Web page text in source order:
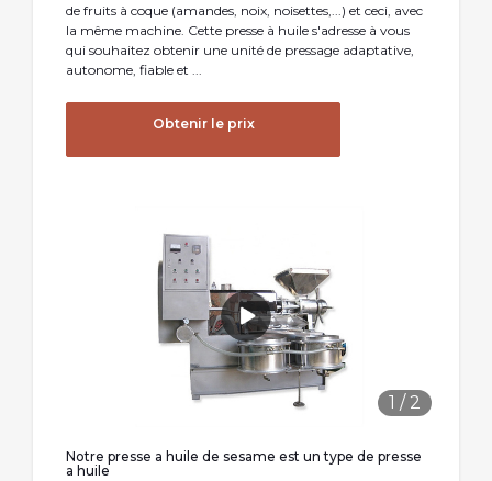
de fruits à coque (amandes, noix, noisettes,...) et ceci, avec
la même machine. Cette presse à huile s'adresse à vous
qui souhaitez obtenir une unité de pressage adaptative,
autonome, fiable et ...
Obtenir le prix
1 / 2
Notre presse a huile de sesame est un type de presse
a huile